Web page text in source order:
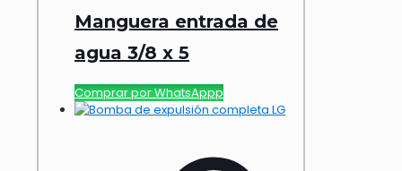
Manguera entrada de
agua 3/8 x 5
Comprar por WhatsAppp